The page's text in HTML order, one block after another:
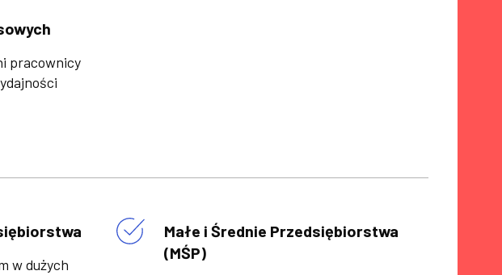
pracownicy
w dużych
Małe i Średnie Przedsiębiorstwa
(MŚP)